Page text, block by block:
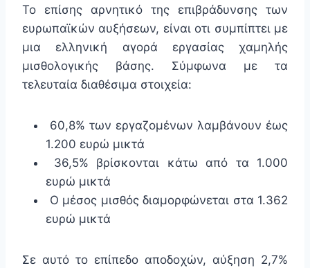
Το επίσης αρνητικό της επιβράδυνσης των
ευρωπαϊκών αυξήσεων, είναι οτι συμπίπτει με
μια ελληνική αγορά εργασίας χαμηλής
μισθολογικής βάσης. Σύμφωνα με τα
τελευταία διαθέσιμα στοιχεία:
60,8% των εργαζομένων λαμβάνουν έως
1.200 ευρώ μικτά
36,5% βρίσκονται κάτω από τα 1.000
ευρώ μικτά
Ο μέσος μισθός διαμορφώνεται στα 1.362
ευρώ μικτά
Σε αυτό το επίπεδο αποδοχών, αύξηση 2,7%